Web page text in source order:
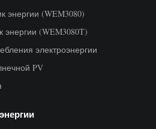
энергии (WEM3080)
(WEM3080T)
электроэнергии
PV